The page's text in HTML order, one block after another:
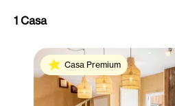
1 Casa
Casa Premium